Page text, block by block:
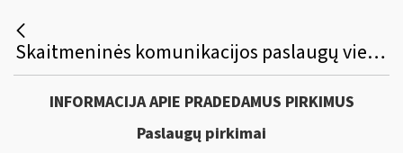
Skaitmeninės komunikacijos paslaugų viešasis pirkimas
INFORMACIJA APIE PRADEDAMUS PIRKIMUS
Paslaugų pirkimai